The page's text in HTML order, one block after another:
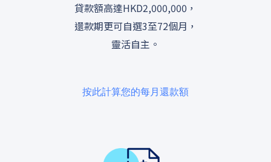
貸款額高達HKD2,000,000，
還款期更可自選3至72個月，
靈活自主。
按此計算您的每月還款額